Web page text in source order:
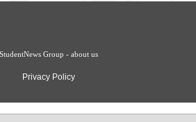
StudentNews Group - about us
Privacy Policy